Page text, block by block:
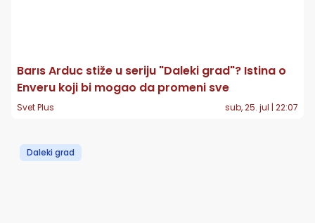
Barıs Arduc stiže u seriju "Daleki grad"? Istina o
Enveru koji bi mogao da promeni sve
Svet Plus sub, 25. jul | 22:07
Daleki grad